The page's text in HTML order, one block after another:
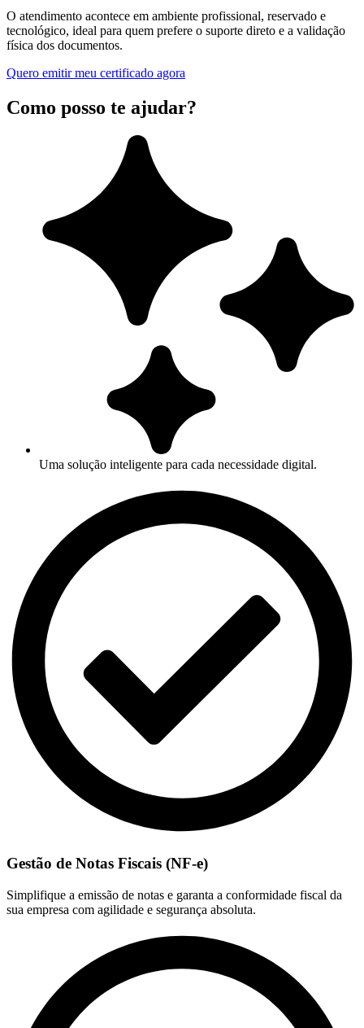
O atendimento acontece em ambiente profissional, reservado e
tecnológico, ideal para quem prefere o suporte direto e a validação
física dos documentos.
Quero emitir meu certificado agora
Como posso te ajudar?
Uma solução inteligente para cada necessidade digital.
Gestão de Notas Fiscais (NF-e)
Simplifique a emissão de notas e garanta a conformidade fiscal da
sua empresa com agilidade e segurança absoluta.